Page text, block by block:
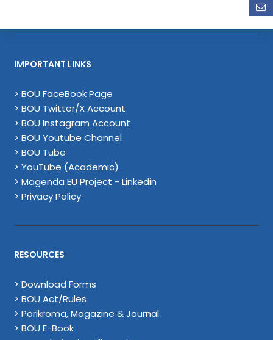
IMPORTANT LINKS
> BOU FaceBook Page
> BOU Twitter/X Account
> BOU Instagram Account
> BOU Youtube Channel
> BOU Tube
> YouTube (Academic)
> Magenda EU Project - Linkedin
> Privacy Policy
RESOURCES
> Download Forms
> BOU Act/Rules
> Porikroma, Magazine & Journal
> BOU E-Book